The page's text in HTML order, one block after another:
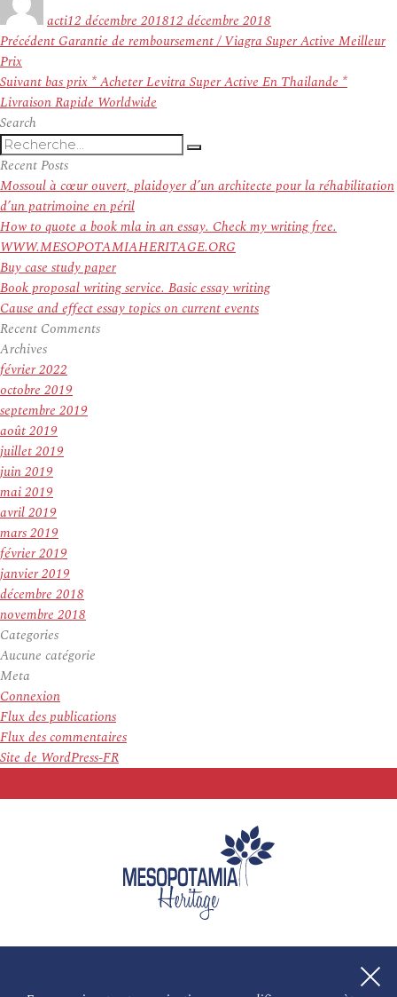
actile
12 décembre 201812 décembre 2018
Navigation
de
l’article
Précédent Article
Garantie de remboursement / Viagra Super Active Meilleur
Prix
SuivantArticle
suivant :
bas prix * Acheter Levitra Super Active En Thailande *
Livraison Rapide Worldwide
Search
Recherche
pour
:
Recherche
Recent Posts
Mossoul à cœur ouvert, plaidoyer d’un architecte pour la réhabilitation
d’un patrimoine en péril
How to quote a book mla in an essay. Check my writing free.
WWW.MESOPOTAMIAHERITAGE.ORG
Buy case study paper
Book proposal writing service. Basic essay writing
Cause and effect essay topics on current events
Recent Comments
Archives
février 2022
octobre 2019
septembre 2019
août 2019
juillet 2019
juin 2019
mai 2019
avril 2019
mars 2019
février 2019
janvier 2019
décembre 2018
novembre 2018
Categories
Aucune catégorie
Meta
Connexion
Flux des publications
Flux des commentaires
Site de WordPress-FR